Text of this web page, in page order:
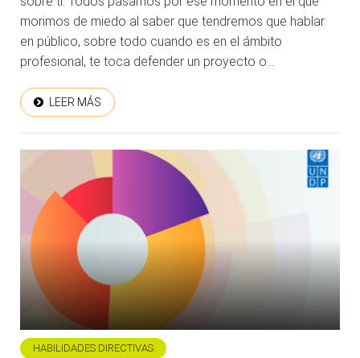
morimos de miedo al saber que tendremos que hablar
en público, sobre todo cuando es en el ámbito
profesional, te toca defender un proyecto o...
LEER MÁS
HABILIDADES DIRECTIVAS